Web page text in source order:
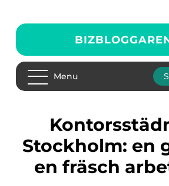
Menu
Kontorsstädning i
Stockholm: en
en fräsch